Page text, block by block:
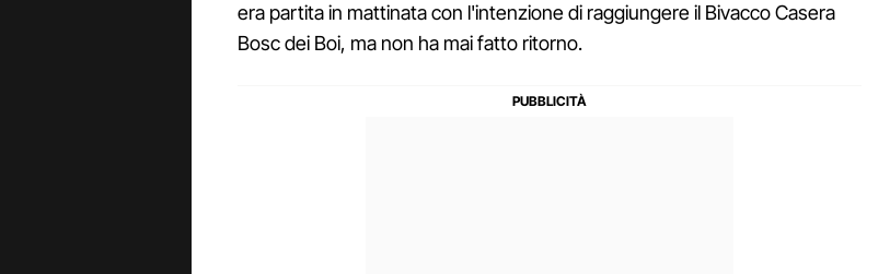
era partita in mattinata con l'intenzione di raggiungere il Bivacco Casera
Bosc dei Boi, ma non ha mai fatto ritorno.